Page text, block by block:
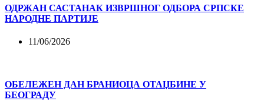
ОДРЖАН САСТАНАК ИЗВРШНОГ ОДБОРА СРПСКЕ
НАРОДНЕ ПАРТИЈЕ
11/06/2026
ОБЕЛЕЖЕН ДАН БРАНИОЦА ОТАЏБИНЕ У
БЕОГРАДУ